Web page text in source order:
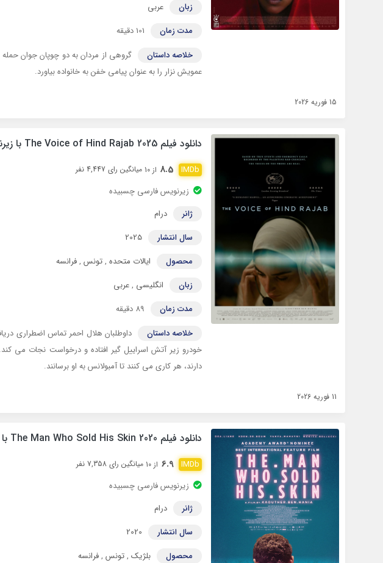
زبان
عربی
مدت زمان
101 دقیقه
خلاصه داستان
عمویش نزار را به عنوان پیامی خفن به خانواده بیاورد.
15 فوریه 2026
دانلود فیلم The Voice of Hind Rajab 2025 با زیرنویس چسبیده
8.5 از 10 میانگین رای 4,447 نفر
زیرنویس فارسی چسبیده
ژانر
درام
سال انتشار
2025
محصول
ایالات متحده ,تونس ,فرانسه
زبان
انگلیسی ,عربی
مدت زمان
89 دقیقه
خلاصه داستان
خودرو زیر آتش اسراییل گیر افتاده و درخواست نجات می
دارند، هر کاری می کنند تا آمبولانس به او برسانند.
11 فوریه 2026
دانلود فیلم The Man Who Sold His Skin 2020 با زیرنویس چسبیده
6.9 از 10 میانگین رای 7,358 نفر
زیرنویس فارسی چسبیده
ژانر
درام
سال انتشار
2020
محصول
بلژیک ,تونس ,فرانسه